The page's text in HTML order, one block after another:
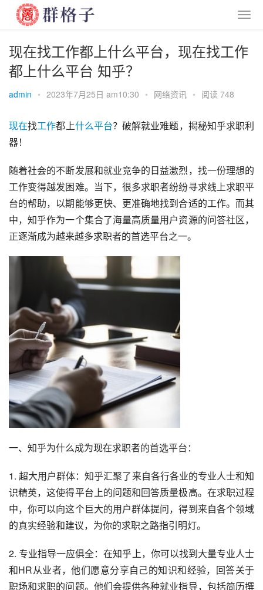
现在找工作都上什么平台，现在找工作
都上什么平台 知乎？
admin • 2023年7月25日 am10:30 • 网络资讯 • 阅读 748
现在找工作都上什么平台？破解就业难题，揭秘知乎求职利
器！
随着社会的不断发展和就业竞争的日益激烈，找一份理想的
工作变得越发困难。当下，很多求职者纷纷寻求线上求职平
台的帮助，以期能够更快、更准确地找到合适的工作。而其
中，知乎作为一个集合了海量高质量用户资源的问答社区，
正逐渐成为越来越多求职者的首选平台之一。
一、知乎为什么成为现在求职者的首选平台：
1. 超大用户群体：知乎汇聚了来自各行各业的专业人士和知
识精英，这使得平台上的问题和回答质量极高。在求职过程
中，你可以向这个巨大的用户群体提问，得到来自各个领域
的真实经验和建议，为你的求职之路指引明灯。
2. 专业指导一应俱全：在知乎上，你可以找到大量专业人士
和HR从业者，他们愿意分享自己的知识和经验，回答关于
职场和求职的问题。他们会提供各种就业指导，包括简历撰